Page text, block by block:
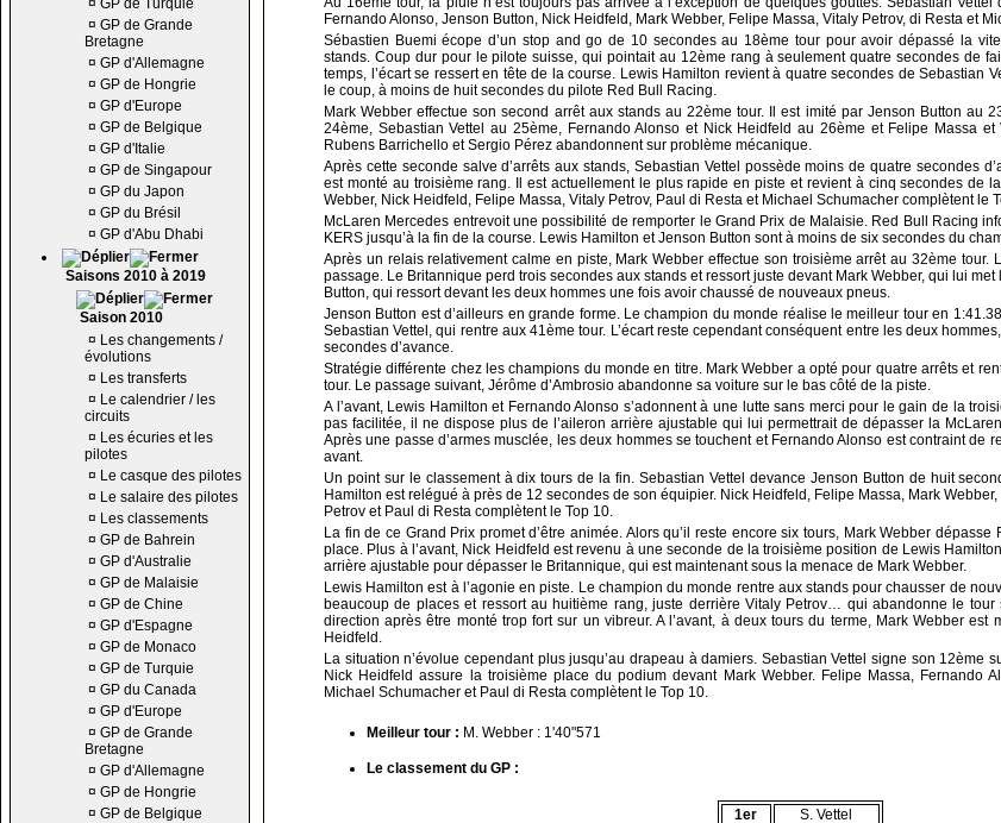
¤ GP de Turquie
¤ GP de Grande
Bretagne
¤ GP d'Allemagne
¤ GP de Hongrie
¤ GP d'Europe
¤ GP de Belgique
¤ GP d'Italie
¤ GP de Singapour
¤ GP du Japon
¤ GP du Brésil
¤ GP d'Abu Dhabi
Saisons 2010 à 2019
Saison 2010
¤ Les changements /
évolutions
¤ Les transferts
¤ Le calendrier / les
circuits
¤ Les écuries et les
pilotes
¤ Le casque des pilotes
¤ Le salaire des pilotes
¤ Les classements
¤ GP de Bahrein
¤ GP d'Australie
¤ GP de Malaisie
¤ GP de Chine
¤ GP d'Espagne
¤ GP de Monaco
¤ GP de Turquie
¤ GP du Canada
¤ GP d'Europe
¤ GP de Grande
Bretagne
¤ GP d'Allemagne
¤ GP de Hongrie
¤ GP de Belgique
Fernando Alonso, Jenson Button, Nick Heidfeld, Mark Webber, Felipe Massa, Vitaly Petrov, di Resta et
Sébastien Buemi écope d’un stop and go de 10 secondes au 18ème tour pour avoir dépassé la
stands. Coup dur pour le pilote suisse, qui pointait au 12ème rang à seulement quatre secondes de
temps, l’écart se ressert en tête de la course. Lewis Hamilton revient à quatre secondes de Sebastian
le coup, à moins de huit secondes du pilote Red Bull Racing.
Mark Webber effectue son second arrêt aux stands au 22ème tour. Il est imité par Jenson Button au
24ème, Sebastian Vettel au 25ème, Fernando Alonso et Nick Heidfeld au 26ème et Felipe Massa et
Rubens Barrichello et Sergio Pérez abandonnent sur problème mécanique.
Après cette seconde salve d’arrêts aux stands, Sebastian Vettel possède moins de quatre secondes
est monté au troisième rang. Il est actuellement le plus rapide en piste et revient à cinq secondes de
Webber, Nick Heidfeld, Felipe Massa, Vitaly Petrov, Paul di Resta et Michael Schumacher complètent le
McLaren Mercedes entrevoit une possibilité de remporter le Grand Prix de Malaisie. Red Bull Racing
KERS jusqu’à la fin de la course. Lewis Hamilton et Jenson Button sont à moins de six secondes du
Après un relais relativement calme en piste, Mark Webber effectue son troisième arrêt au 32ème tour.
passage. Le Britannique perd trois secondes aux stands et ressort juste devant Mark Webber, qui lui
Button, qui ressort devant les deux hommes une fois avoir chaussé de nouveaux pneus.
Jenson Button est d’ailleurs en grande forme. Le champion du monde réalise le meilleur tour en
Sebastian Vettel, qui rentre aux 41ème tour. L’écart reste cependant conséquent entre les deux
secondes d’avance.
Stratégie différente chez les champions du monde en titre. Mark Webber a opté pour quatre arrêts et
tour. Le passage suivant, Jérôme d’Ambrosio abandonne sa voiture sur le bas côté de la piste.
A l’avant, Lewis Hamilton et Fernando Alonso s’adonnent à une lutte sans merci pour le gain de la
pas facilitée, il ne dispose plus de l’aileron arrière ajustable qui lui permettrait de dépasser la
Après une passe d’armes musclée, les deux hommes se touchent et Fernando Alonso est contraint de
avant.
Un point sur le classement à dix tours de la fin. Sebastian Vettel devance Jenson Button de huit
Hamilton est relégué à près de 12 secondes de son équipier. Nick Heidfeld, Felipe Massa, Mark
Petrov et Paul di Resta complètent le Top 10.
La fin de ce Grand Prix promet d’être animée. Alors qu’il reste encore six tours, Mark Webber
place. Plus à l’avant, Nick Heidfeld est revenu à une seconde de la troisième position de Lewis
arrière ajustable pour dépasser le Britannique, qui est maintenant sous la menace de Mark Webber.
Lewis Hamilton est à l’agonie en piste. Le champion du monde rentre aux stands pour chausser de
beaucoup de places et ressort au huitième rang, juste derrière Vitaly Petrov… qui abandonne le
direction après être monté trop fort sur un vibreur. A l’avant, à deux tours du terme, Mark Webber
Heidfeld.
La situation n’évolue cependant plus jusqu’au drapeau à damiers. Sebastian Vettel signe son 12ème
Nick Heidfeld assure la troisième place du podium devant Mark Webber. Felipe Massa, Fernando
Michael Schumacher et Paul di Resta complètent le Top 10.
Meilleur tour : M. Webber : 1'40"571
Le classement du GP :
1er S. Vettel